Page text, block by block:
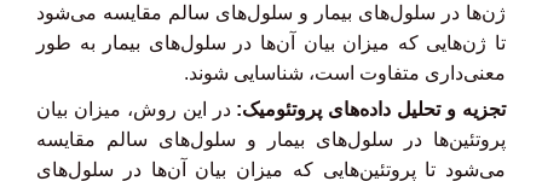
ژن‌ها در سلول‌های بیمار و سلول‌های سالم مقایسه می‌شود
تا ژن‌هایی که میزان بیان آن‌ها در سلول‌های بیمار به طور
معنی‌داری متفاوت است، شناسایی شوند.
تجزیه و تحلیل داده‌های پروتئومیک: در این روش، میزان بیان
پروتئین‌ها در سلول‌های بیمار و سلول‌های سالم مقایسه
می‌شود تا پروتئین‌هایی که میزان بیان آن‌ها در سلول‌های